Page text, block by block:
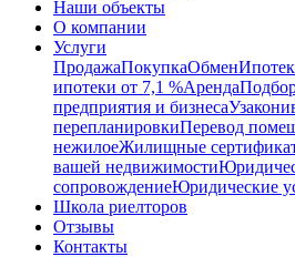
Наши объекты
О компании
Услуги
ПродажаПокупкаОбмен
ипотеки от 7,1 %Аренда
предприятия и бизнеса
перепланировкиПеревод
нежилоеЖилищные
вашей недвижимости
сопровождениеЮридические
Школа риелторов
Отзывы
Контакты